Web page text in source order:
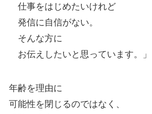
仕事をはじめたいけれど
発信に自信がない。
そんな方に
お伝えしたいと思っています。」
年齢を理由に
可能性を閉じるのではなく、